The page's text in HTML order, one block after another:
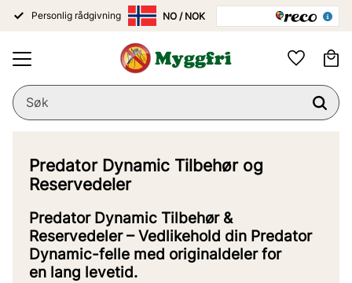
Personlig rådgivning
Favoritter
Predator Dynamic Tilbehør og
Reservedeler
Predator Dynamic Tilbehør &
Reservedeler – Vedlikehold din Predator
Dynamic-felle med originaldeler for
en lang levetid.